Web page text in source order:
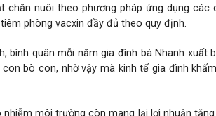
nuôi theo phương pháp ứng dụng các
phòng vacxin đầy đủ theo quy định.
bình quân mỗi năm gia đình bà Nhanh xuất
bò con, nhờ vậy mà kinh tế gia đình